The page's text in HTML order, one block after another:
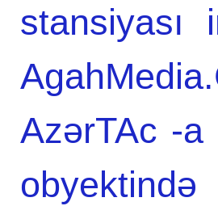
stansiyası
AzərTAc -a